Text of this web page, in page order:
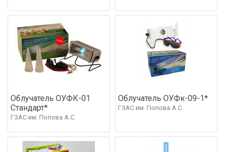
Облучатель ОУФК-01
Стандарт*
ГЗАС им. Попова А.С.
Облучатель ОУФк-09-1*
ГЗАС им. Попова А.С.